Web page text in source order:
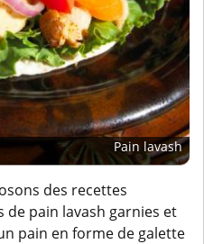
Pain lavash
des recettes
de pain lavash garnies et
pain en forme de galette